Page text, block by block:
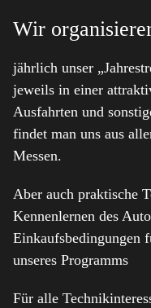
Wir
jährlich unser
jeweils in einer
Ausfahrten und
findet man uns aus
Messen.
Aber auch praktische
Kennenlernen des
Einkaufsbedingungen
unseres Programms
Für alle